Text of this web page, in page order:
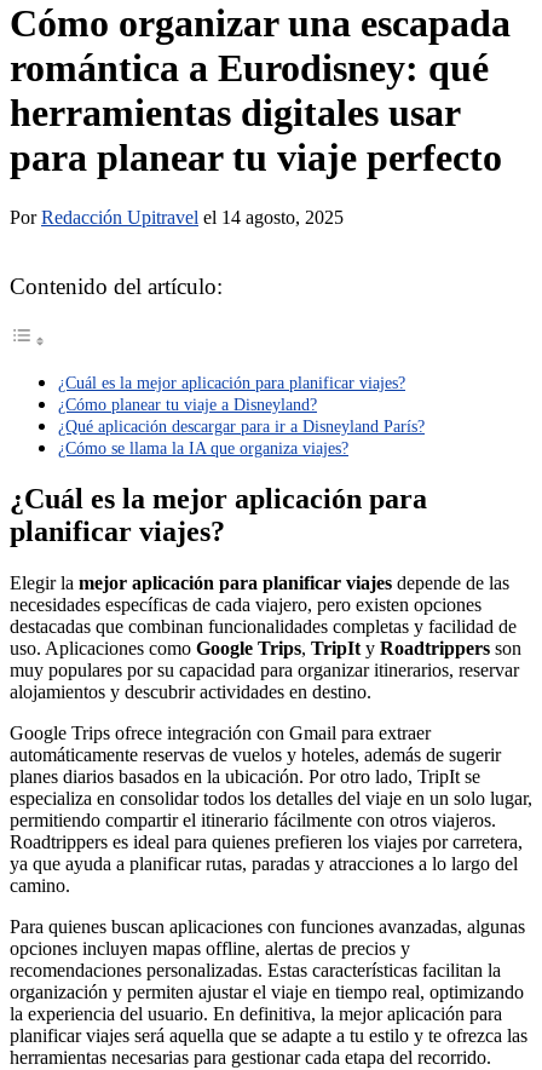
Cómo organizar una escapada
romántica a Eurodisney: qué
herramientas digitales usar
para planear tu viaje perfecto
PorRedacción Upitravel el 14 agosto, 2025
Contenido del artículo:
¿Cuál es la mejor aplicación para planificar viajes?
¿Cómo planear tu viaje a Disneyland?
¿Qué aplicación descargar para ir a Disneyland París?
¿Cómo se llama la IA que organiza viajes?
¿Cuál es la mejor aplicación para
planificar viajes?
Elegir la mejor aplicación para planificar viajes depende de las
necesidades específicas de cada viajero, pero existen opciones
destacadas que combinan funcionalidades completas y facilidad de
uso. Aplicaciones como Google Trips, TripIt y Roadtrippers son
muy populares por su capacidad para organizar itinerarios, reservar
alojamientos y descubrir actividades en destino.
Google Trips ofrece integración con Gmail para extraer
automáticamente reservas de vuelos y hoteles, además de sugerir
planes diarios basados en la ubicación. Por otro lado, TripIt se
especializa en consolidar todos los detalles del viaje en un solo lugar,
permitiendo compartir el itinerario fácilmente con otros viajeros.
Roadtrippers es ideal para quienes prefieren los viajes por carretera,
ya que ayuda a planificar rutas, paradas y atracciones a lo largo del
camino.
Para quienes buscan aplicaciones con funciones avanzadas, algunas
opciones incluyen mapas offline, alertas de precios y
recomendaciones personalizadas. Estas características facilitan la
organización y permiten ajustar el viaje en tiempo real, optimizando
la experiencia del usuario. En definitiva, la mejor aplicación para
planificar viajes será aquella que se adapte a tu estilo y te ofrezca las
herramientas necesarias para gestionar cada etapa del recorrido.